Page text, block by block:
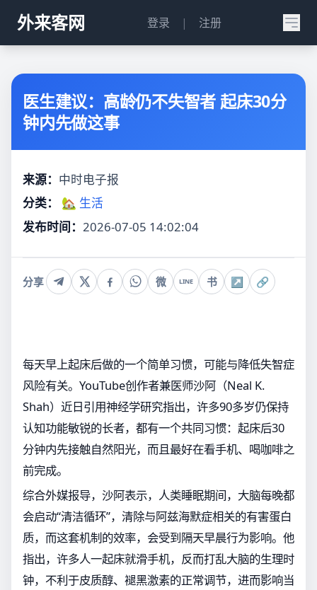
外来客网 登录 | 注册
医生建议：高龄仍不失智者 起床30分
钟内先做这事
来源： 中时电子报
分类：
🏡 生活
发布时间： 2026-07-05 14:02:04
分享 微 LINE 书 ↗ 🔗
每天早上起床后做的一个简单习惯，可能与降低失智症
风险有关。YouTube创作者兼医师沙阿（Neal K.
Shah）近日引用神经学研究指出，许多90多岁仍保持
认知功能敏锐的长者，都有一个共同习惯：起床后30
分钟内先接触自然阳光，而且最好在看手机、喝咖啡之
前完成。
综合外媒报导，沙阿表示，人类睡眠期间，大脑每晚都
会启动“清洁循环”，清除与阿兹海默症相关的有害蛋白
质，而这套机制的效率，会受到隔天早晨行为影响。他
指出，许多人一起床就滑手机，反而打乱大脑的生理时
钟，不利于皮质醇、褪黑激素的正常调节，进而影响当